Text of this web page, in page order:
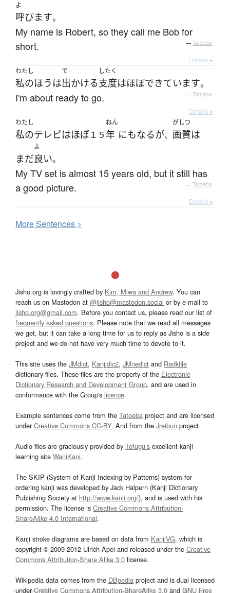
よ
呼びます。
My name is Robert, so they call me Bob for
short.
— Tatoeba
Details ▸
わたし
私のほう は
で
出かける
したく
支度はほぼできています。
I'm about ready to go. — Tatoeba
Details ▸
わたし
私のテレビはほぼ１５
ねん
年 にもなるが、
がしつ
画質は
まだ
よ
良い。
My TV set is almost 15 years old, but it still has
a good picture.
— Tatoeba
Details ▸
MoreSentences >
Jisho.org is lovingly crafted by Kim, Miwa and Andrew. You can
reach us on Mastodon at @jisho@mastodon.social or by e-mail to
jisho.org@gmail.com. Before you contact us, please read our list of
frequently asked questions. Please note that we read all messages
we get, but it can take a long time for us to reply as Jisho is a side
project and we do not have very much time to devote to it.
This site uses the JMdict, Kanjidic2, JMnedict and Radkfile
dictionary files. These files are the property of the Electronic
Dictionary Research and Development Group, and are used in
conformance with the Group's licence.
Example sentences come from the Tatoeba project and are licensed
underCreative Commons CC-BY. And from the Jreibun project.
Audio files are graciously provided by Tofugu’s excellent kanji
learning site WaniKani.
The SKIP (System of Kanji Indexing by Patterns) system for
ordering kanji was developed by Jack Halpern (Kanji Dictionary
Publishing Society at http://www.kanji.org/), and is used with his
permission. The license is Creative Commons Attribution-
ShareAlike 4.0 International.
Kanji stroke diagrams are based on data from KanjiVG, which is
copyright © 2009-2012 Ulrich Apel and released under the Creative
Commons Attribution-Share Alike 3.0 license.
Wikipedia data comes from the DBpedia project and is dual licensed
underCreative Commons Attribution-ShareAlike 3.0and GNU Free